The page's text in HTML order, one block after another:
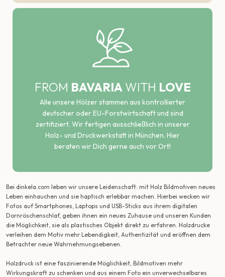
FROM BAVARIA WITH LOVE
Alle unsere Hölzer stammen aus kontrollierter
deutscher oder EU-Forstwirtschaft und sind
zertifiziert. Wir fertigen ausschließlich in unserer
Holz- und Druckwerkstatt in München. Hier
beraten wir Dich gerne auch vor Ort!
Bei dinkela.com leben wir unsere Leidenschaft: mit Holz Bildmotiven neues
Leben einhauchen und sie haptisch erlebbar machen. Hierbei wecken wir
Fotos auf Smartphones, Laptops und USB-Sticks aus ihrem digitalen
Dornröschenschlaf, geben ihnen ein neues Zuhause und unseren Kunden
die Möglichkeit, sie als plastisches Objekt direkt zu erfahren. Holzdrucke
verleihen dem Motiv mehr Lebendigkeit, Authentizität und eröffnen dem
Betrachter neue Wahrnehmungsebenen.
Holzdruck ist eine faszinierende Möglichkeit, Bildmotiven mehr
Wirkungskraft zu schenken und aus einem Foto ein unverwechselbares